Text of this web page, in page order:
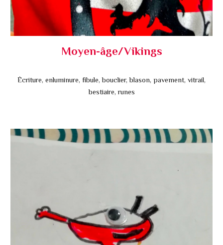
Moyen-âge/Vikings
Écriture, enluminure, fibule, bouclier, blason, pavement, vitrail,
bestiaire, runes